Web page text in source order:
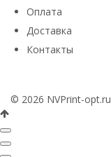
Оплата
Доставка
Контакты
© 2026 NVPrint-opt.ru